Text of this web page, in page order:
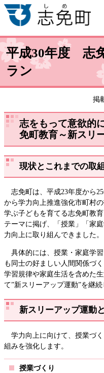
平成30年度 志
ラン
掲
志をもって意欲的
免町教育～新スリ
現状とこれまでの取組
志免町は、平成23年度から
から学力向上推進強化市町村
学ぶ子どもを育てる志免町教
テーマに掲げ、「授業」「家
力向上に取り組んできました。
具体的には、授業・家庭学
も同士の好ましい人間関係づ
学習規律や家庭生活を含めた
て”新スリーアップ運動”を継続
新スリーアップ運動
学力向上に向けて、授業づ
組みを強化します。
授業づくり